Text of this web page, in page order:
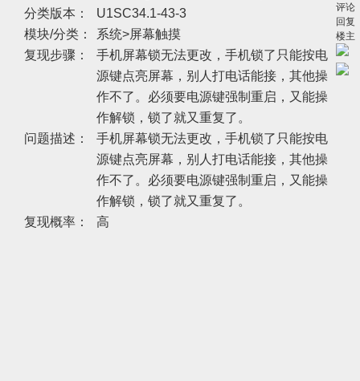
分类版本：
U1SC34.1-43-3
模块/分类：
系统>屏幕触摸
复现步骤：
手机屏幕锁无法更改，手机锁了只能按电
源键点亮屏幕，别人打电话能接，其他操
作不了。必须要电源键强制重启，又能操
作解锁，锁了就又重复了。
问题描述：
手机屏幕锁无法更改，手机锁了只能按电
源键点亮屏幕，别人打电话能接，其他操
作不了。必须要电源键强制重启，又能操
作解锁，锁了就又重复了。
复现概率：
高
评论
回复
楼主